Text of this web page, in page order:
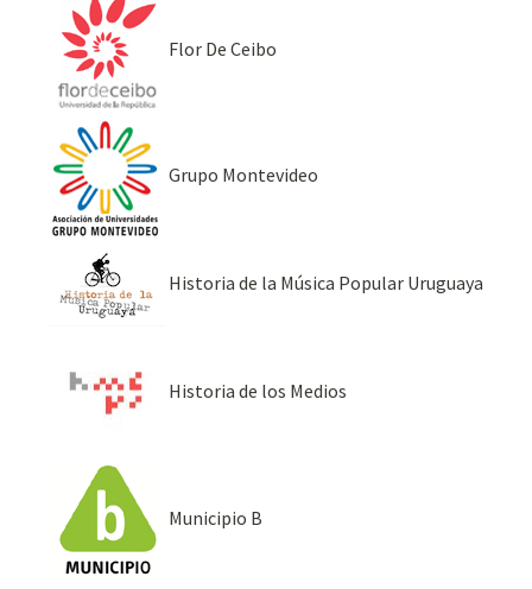
Flor De Ceibo
Grupo Montevideo
Historia de la Música Popular Uruguaya
Historia de los Medios
Municipio B